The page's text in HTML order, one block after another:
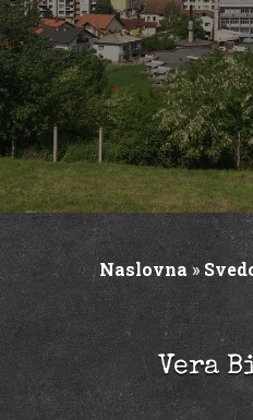
Naslovna»
Vera